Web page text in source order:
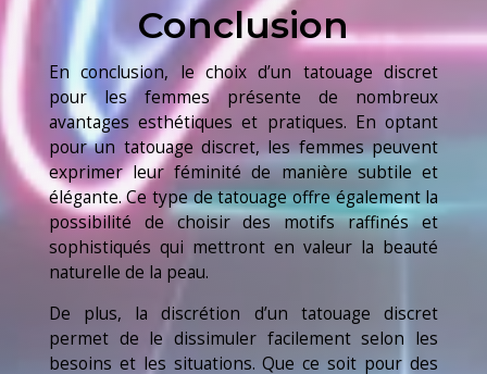
Conclusion
En conclusion, le choix d’un tatouage discret
pour les femmes présente de nombreux
avantages esthétiques et pratiques. En optant
pour un tatouage discret, les femmes peuvent
exprimer leur féminité de manière subtile et
élégante. Ce type de tatouage offre également la
possibilité de choisir des motifs raffinés et
sophistiqués qui mettront en valeur la beauté
naturelle de la peau.
De plus, la discrétion d’un tatouage discret
permet de le dissimuler facilement selon les
besoins et les situations. Que ce soit pour des